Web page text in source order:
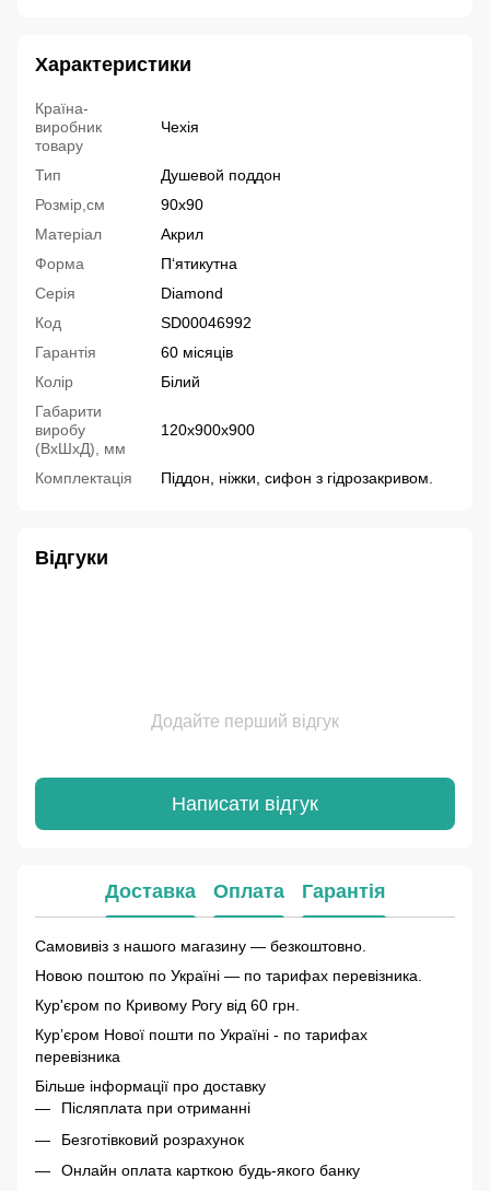
Характеристики
Країна-
виробник
товару
Чехія
Тип
Душевой поддон
Розмір,см
90x90
Матеріал
Акрил
Форма
П‘ятикутна
Серія
Diamond
Код
SD00046992
Гарантія
60 місяців
Колір
Білий
Габарити
виробу
(ВхШхД), мм
120х900х900
Комплектація Піддон, ніжки, сифон з гідрозакривом.
Відгуки
Додайте перший відгук
Написати відгук
Доставка Оплата Гарантія
Самовивіз з нашого магазину — безкоштовно.
Новою поштою по Україні — по тарифах перевізника.
Кур'єром по Кривому Рогу від 60 грн.
Курʼєром Нової пошти по Україні - по тарифах
перевізника
Більше інформації про доставку
Післяплата при отриманні
Безготівковий розрахунок
Онлайн оплата карткою будь-якого банку